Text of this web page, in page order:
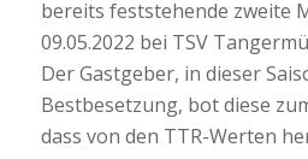
bereits feststehende zweite
09.05.2022 bei TSV
Der Gastgeber, in dieser
Bestbesetzung, bot diese
dass von den TTR-Werten